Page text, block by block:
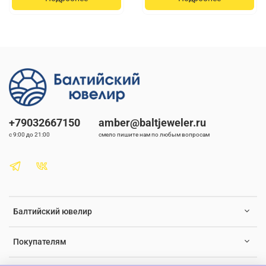
"Балтийский ювелир", что гарантирует долговечность и
украшение, которое всегда будет на пике популярности.
Откройте для себя мир природного изящества и элегантности
с нашими уникальными серьгами из янтаря.
Балтийский ювелир
Покупателям
+79032667150
с 9:00 до 21:00
amber@baltjeweler.ru
смело пишите нам по любым вопросам